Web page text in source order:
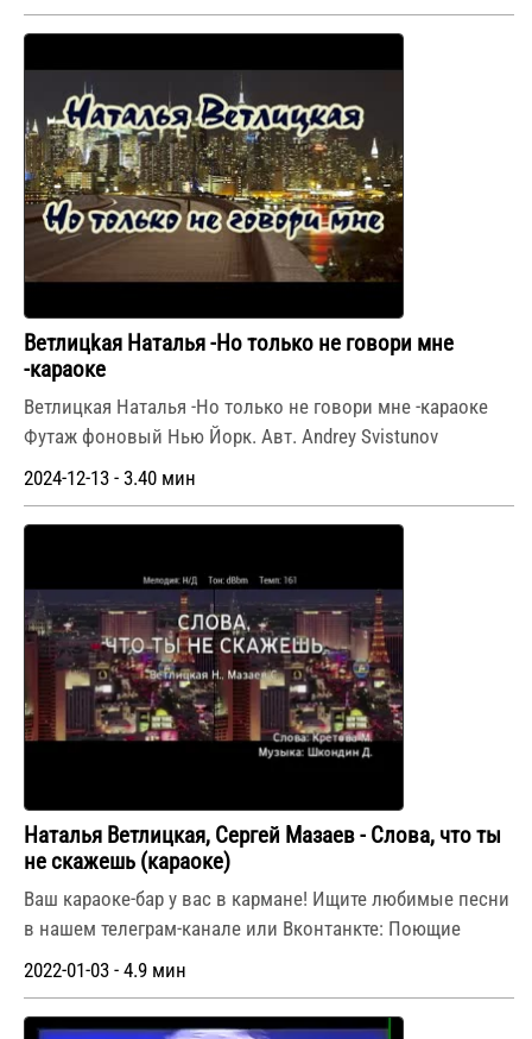
Beтлицkaя Нaтaлья -Ho тoлькo нe гoвopи мнe
-караоке
Ветлицкая Наталья -Но только не говори мне -караоке
Футаж фоновый Нью Йорк. Авт. Andrey Svistunov
2024-12-13 - 3.40 мин
Наталья Ветлицкая, Сергей Мазаев - Слова, что ты
не скажешь (караоке)
Ваш караоке-бар у вас в кармане! Ищите любимые песни
в нашем телеграм-канале или Вконтанкте: Поющие
2022-01-03 - 4.9 мин